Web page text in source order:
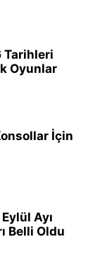
Tarihleri
Oyunlar
İçin
Ayı
Belli Oldu